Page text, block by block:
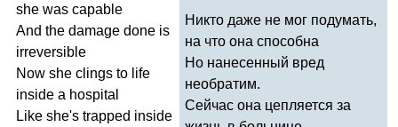
she was capable
And the damage done is
irreversible
Now she clings to life
inside a hospital
Like she's trapped inside
Никто даже не мог подумать,
на что она способна
Но нанесенный вред
необратим.
Сейчас она цепляется за